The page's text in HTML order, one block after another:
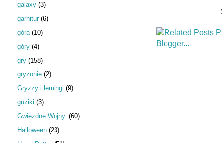
galaxy (3)
garnitur (6)
góra (10)
góry (4)
gry (158)
gryzonie (2)
Gryzzy i lemingi (9)
guziki (3)
Gwiezdne Wojny. (60)
Halloween (23)